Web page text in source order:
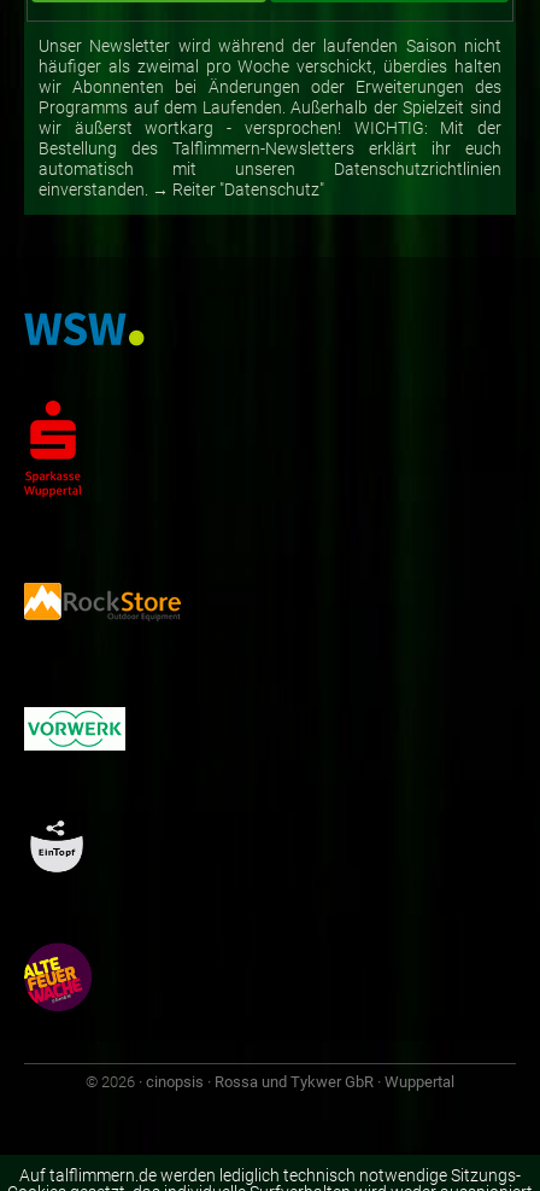
Unser Newsletter wird während der laufenden Saison nicht
häufiger als zweimal pro Woche verschickt, überdies halten
wir Abonnenten bei Änderungen oder Erweiterungen des
Programms auf dem Laufenden. Außerhalb der Spielzeit sind
wir äußerst wortkarg - versprochen! WICHTIG: Mit der
Bestellung des Talflimmern-Newsletters erklärt ihr euch
automatisch mit unseren Datenschutzrichtlinien
einverstanden. → Reiter "Datenschutz"
© 2026 · cinopsis · Rossa und Tykwer GbR · Wuppertal
Auf talflimmern.de werden lediglich technisch notwendige Sitzungs-